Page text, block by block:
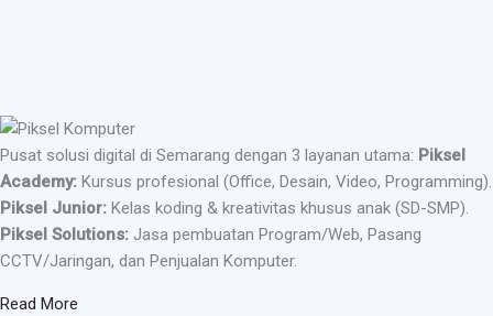
Pusat solusi digital di Semarang dengan 3 layanan utama: Piksel
Academy: Kursus profesional (Office, Desain, Video, Programming).
Piksel Junior: Kelas koding & kreativitas khusus anak (SD-SMP).
Piksel Solutions: Jasa pembuatan Program/Web, Pasang
CCTV/Jaringan, dan Penjualan Komputer.
Read More